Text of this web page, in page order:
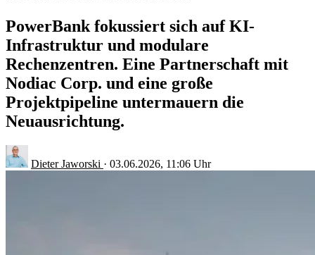
PowerBank fokussiert sich auf KI-
Infrastruktur und modulare
Rechenzentren. Eine Partnerschaft mit
Nodiac Corp. und eine große
Projektpipeline untermauern die
Neuausrichtung.
Dieter Jaworski · 03.06.2026, 11:06 Uhr